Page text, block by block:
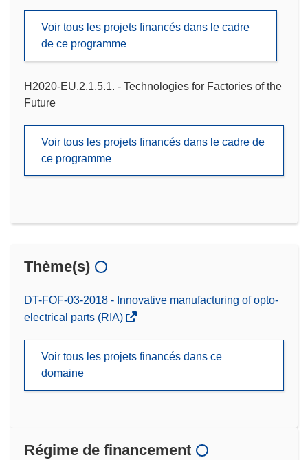
Voir tous les projets financés dans le cadre
de ce programme
H2020-EU.2.1.5.1. - Technologies for Factories of the
Future
Voir tous les projets financés dans le cadre de
ce programme
Thème(s)
DT-FOF-03-2018 - Innovative manufacturing of opto-
electrical parts (RIA)
Voir tous les projets financés dans ce
domaine
Régime de financement